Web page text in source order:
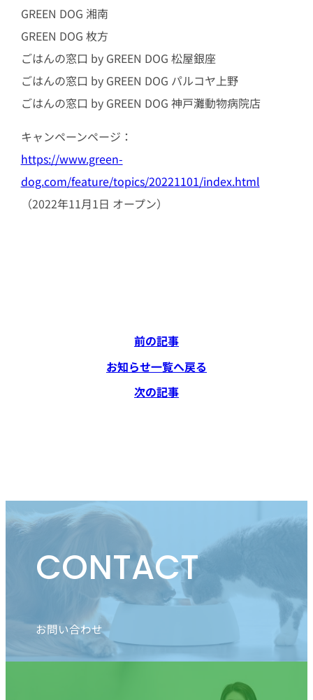
GREEN DOG 湘南
GREEN DOG 枚方
ごはんの窓口 by GREEN DOG 松屋銀座
ごはんの窓口 by GREEN DOG パルコヤ上野
ごはんの窓口 by GREEN DOG 神戸灘動物病院店
キャンペーンページ：
https://www.green-
dog.com/feature/topics/20221101/index.html
（2022年11月1日 オープン）
前の記事
お知らせ一覧へ戻る
次の記事
CONTACT
お問い合わせ